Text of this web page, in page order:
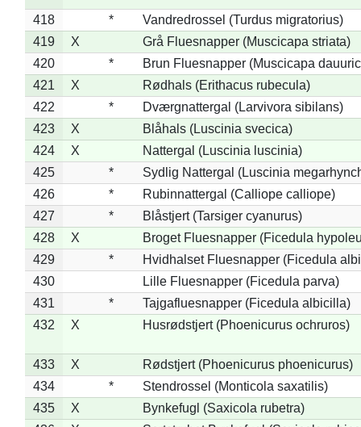
418 *
Vandredrossel (Turdus migratorius)
419
X
Grå Fluesnapper (Muscicapa striata)
420
*
Brun Fluesnapper (Muscicapa
421
X
Rødhals (Erithacus rubecula)
422
*
Dværgnattergal (Larvivora sibilans)
423
X
Blåhals (Luscinia svecica)
424
X
Nattergal (Luscinia luscinia)
425
*
Sydlig Nattergal (Luscinia
426
*
Rubinnattergal (Calliope calliope)
427
*
Blåstjert (Tarsiger cyanurus)
428
X
Broget Fluesnapper (Ficedula
429
*
Hvidhalset Fluesnapper (Ficedula
430
Lille Fluesnapper (Ficedula parva)
431
*
Tajgafluesnapper (Ficedula albicilla)
432
X Husrødstjert (Phoenicurus ochruros)
433 X
Rødstjert (Phoenicurus phoenicurus)
434
*
Stendrossel (Monticola saxatilis)
435
X
Bynkefugl (Saxicola rubetra)